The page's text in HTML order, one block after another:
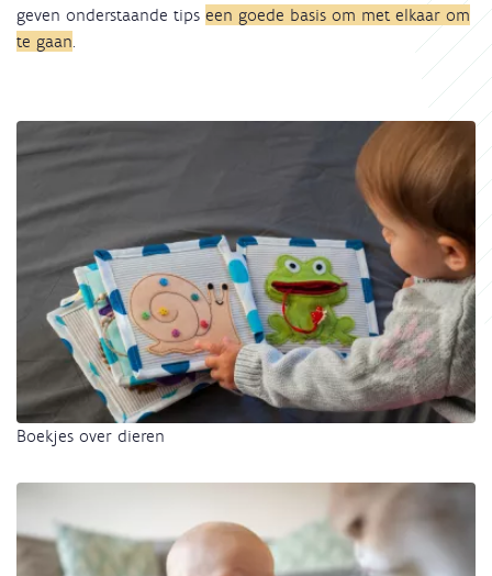
geven onderstaande tips een goede basis om met elkaar om
te gaan
Boekjes over dieren